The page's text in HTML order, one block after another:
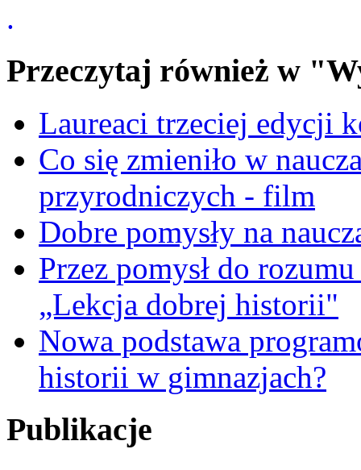
.
Przeczytaj również w
Laureaci trzeciej edycji
Co się zmieniło w
przyrodniczych - film
Dobre pomysły na
Przez pomysł do
„Lekcja dobrej historii"
Nowa podstawa
historii w gimnazjach?
Publikacje